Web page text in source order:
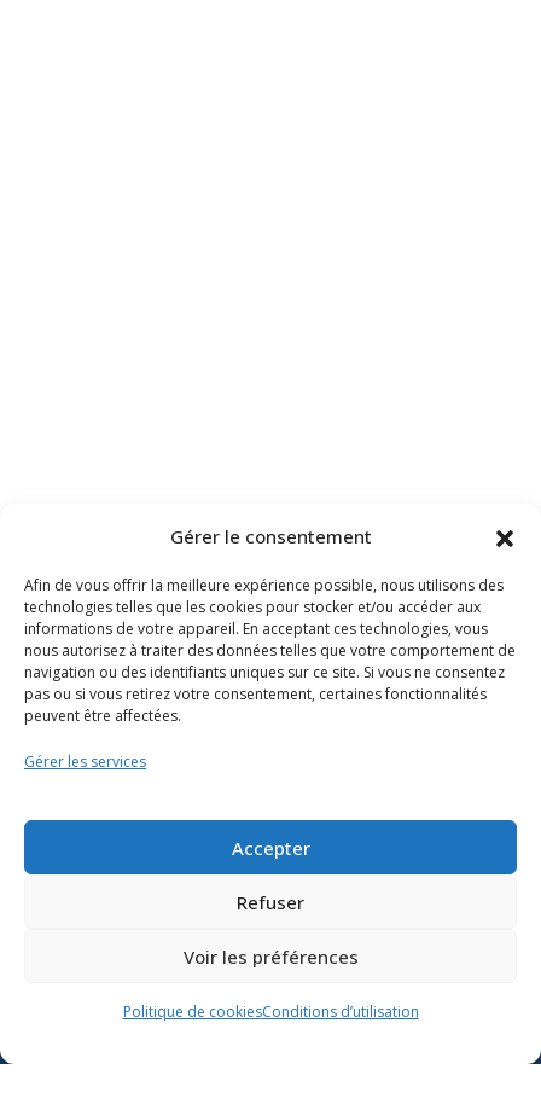
Gérer le consentement
Afin de vous offrir la meilleure expérience possible, nous utilisons des
technologies telles que les cookies pour stocker et/ou accéder aux
informations de votre appareil. En acceptant ces technologies, vous
nous autorisez à traiter des données telles que votre comportement de
navigation ou des identifiants uniques sur ce site. Si vous ne consentez
pas ou si vous retirez votre consentement, certaines fonctionnalités
peuvent être affectées.
Gérer les services
Accepter
Refuser
Voir les préférences
Politique de cookiesConditions d’utilisation
Soutien scolaire
Formation
ministère de l’Éducation sur